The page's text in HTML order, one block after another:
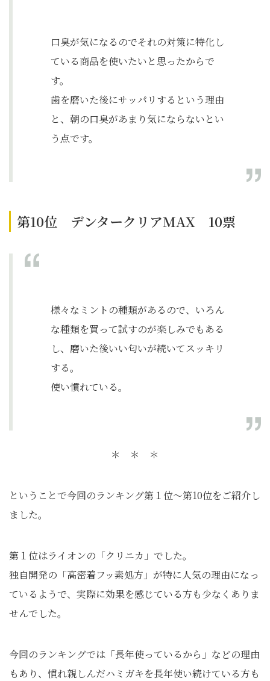
口臭が気になるのでそれの対策に特化し
ている商品を使いたいと思ったからで
す。
歯を磨いた後にサッパリするという理由
と、朝の口臭があまり気にならないとい
う点です。
第10位 デンタークリアMAX 10票
様々なミントの種類があるので、いろん
な種類を買って試すのが楽しみでもある
し、磨いた後いい匂いが続いてスッキリ
する。
使い慣れている。
＊ ＊ ＊
ということで今回のランキング第１位～第10位をご紹介し
ました。
第１位はライオンの「クリニカ」でした。
独自開発の「高密着フッ素処方」が特に人気の理由になっ
ているようで、実際に効果を感じている方も少なくありま
せんでした。
今回のランキングでは「長年使っているから」などの理由
もあり、慣れ親しんだハミガキを長年使い続けている方も